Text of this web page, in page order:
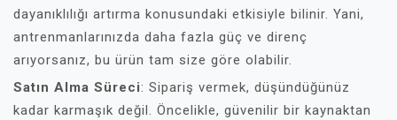
dayanıklılığı artırma konusundaki etkisiyle bilinir. Yani,
antrenmanlarınızda daha fazla güç ve direnç
arıyorsanız, bu ürün tam size göre olabilir.
Satın Alma Süreci: Sipariş vermek, düşündüğünüz
kadar karmaşık değil. Öncelikle, güvenilir bir kaynaktan